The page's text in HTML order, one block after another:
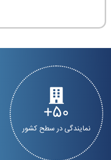
50
نمایندگی در سطح کشور